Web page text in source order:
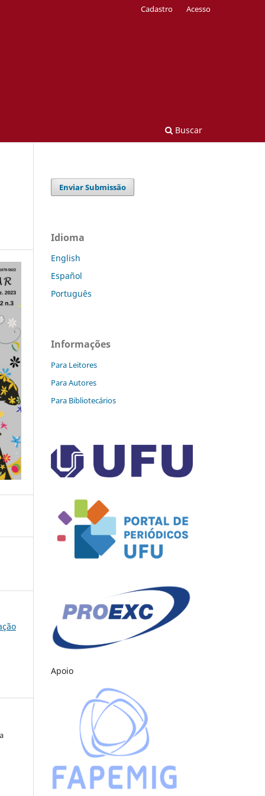
Buscar
Cadastro Acesso
Enviar Submissão
Idioma
English
Español
Português
Informações
Para Leitores
Para Autores
Para Bibliotecários
Apoio